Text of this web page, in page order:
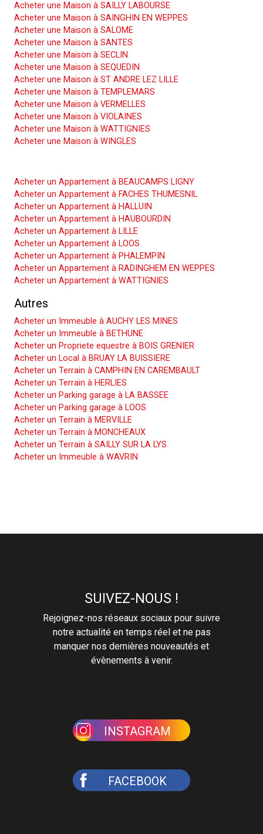
Acheter une Maison à SAILLY LABOURSE
Acheter une Maison à SAINGHIN EN WEPPES
Acheter une Maison à SALOME
Acheter une Maison à SANTES
Acheter une Maison à SECLIN
Acheter une Maison à SEQUEDIN
Acheter une Maison à ST ANDRE LEZ LILLE
Acheter une Maison à TEMPLEMARS
Acheter une Maison à VERMELLES
Acheter une Maison à VIOLAINES
Acheter une Maison à WATTIGNIES
Acheter une Maison à WINGLES
Acheter un Appartement à BEAUCAMPS LIGNY
Acheter un Appartement à FACHES THUMESNIL
Acheter un Appartement à HALLUIN
Acheter un Appartement à HAUBOURDIN
Acheter un Appartement à LILLE
Acheter un Appartement à LOOS
Acheter un Appartement à PHALEMPIN
Acheter un Appartement à RADINGHEM EN WEPPES
Acheter un Appartement à WATTIGNIES
Autres
Acheter un Immeuble à AUCHY LES MINES
Acheter un Immeuble à BETHUNE
Acheter un Propriete equestre à BOIS GRENIER
Acheter un Local à BRUAY LA BUISSIERE
Acheter un Terrain à CAMPHIN EN CAREMBAULT
Acheter un Terrain à HERLIES
Acheter un Parking garage à LA BASSEE
Acheter un Parking garage à LOOS
Acheter un Terrain à MERVILLE
Acheter un Terrain à MONCHEAUX
Acheter un Terrain à SAILLY SUR LA LYS
Acheter un Immeuble à WAVRIN
SUIVEZ-NOUS !
Rejoignez-nos réseaux sociaux pour suivre
notre actualité en temps réel et ne pas
manquer nos dernières nouveautés et
évènements à venir.
INSTAGRAM
FACEBOOK